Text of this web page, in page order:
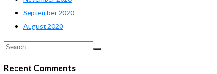
September 2020
August 2020
Recent Comments